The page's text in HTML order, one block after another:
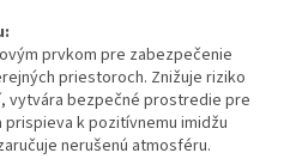
prvkom pre zabezpečenie
priestoroch. Znižuje riziko
vytvára bezpečné prostredie pre
k pozitívnemu imidžu
nerušenú atmosféru.